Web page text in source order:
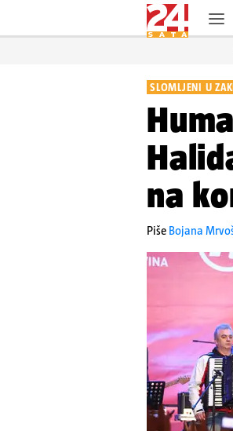
SLOMLJENI U
na
Piše Bojana